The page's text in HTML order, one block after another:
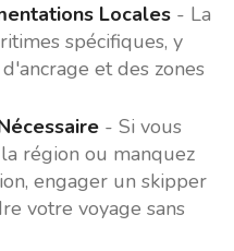
Locales- La
spécifiques, y
et des zones
- Si vous
région ou manquez
engager un skipper
votre voyage sans